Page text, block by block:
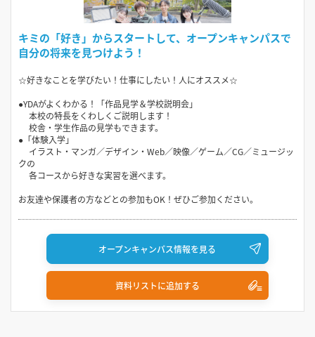
キミの「好き」からスタートして、オープンキャンパスで
自分の将来を見つけよう！
☆好きなことを学びたい！仕事にしたい！人にオススメ☆
●YDAがよくわかる！「作品見学＆学校説明会」
本校の特長をくわしくご説明します！
校舎・学生作品の見学もできます。
●「体験入学」
イラスト・マンガ／デザイン・Web／映像／ゲーム／CG／ミュージッ
クの
各コースから好きな実習を選べます。
お友達や保護者の方などとの参加もOK！ぜひご参加ください。
オープンキャンパス情報を見る
資料リストに追加する